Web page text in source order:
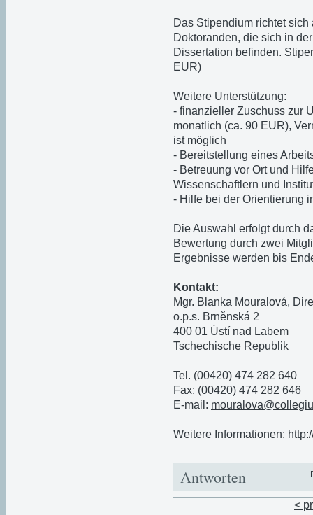
Das Stipendium richtet
Doktoranden, die sich in
Dissertation befinden.
EUR)
Weitere Unterstützung:
- finanzieller Zuschuss zur
monatlich (ca. 90 EUR),
ist möglich
- Bereitstellung eines
- Betreuung vor Ort und
Wissenschaftlern und
- Hilfe bei der Orientierung
Die Auswahl erfolgt durch
Bewertung durch zwei
Ergebnisse werden bis
Kontakt:
Mgr. Blanka Mouralová,
o.p.s. Brněnská 2
400 01 Ústí nad Labem
Tschechische Republik
Tel. (00420) 474 282 640
Fax: (00420) 474 282 646
E-mail:
Weitere Informationen:
Antworten
<